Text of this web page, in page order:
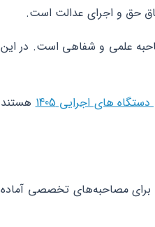
حق و اجرای عدالت است.
علمی و شفاهی است. در این
های اجرایی 1405
هستند
برای مصاحبه‌های تخصصی آماده